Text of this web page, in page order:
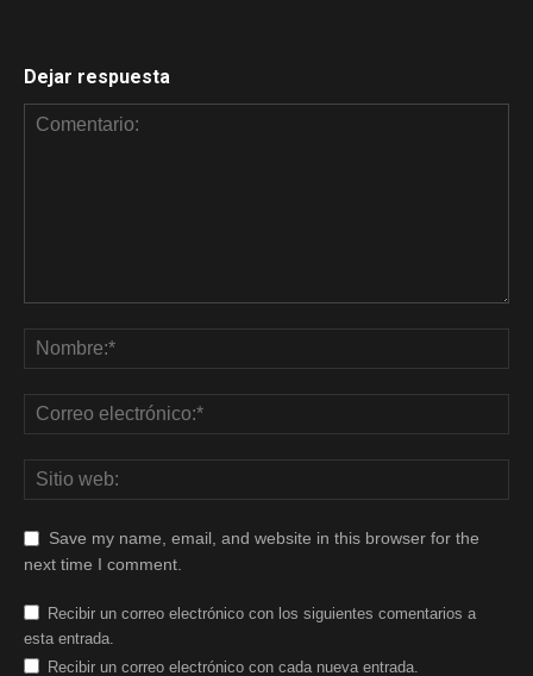
Dejar respuesta
Save my name, email, and website in this browser for the
next time I comment.
Recibir un correo electrónico con los siguientes comentarios a
esta entrada.
Recibir un correo electrónico con cada nueva entrada.